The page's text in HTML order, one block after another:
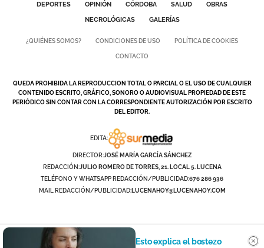
DEPORTES
OPINIÓN CÓRDOBA SALUD
OBRAS
NECROLÓGICAS
GALERÍAS
¿QUIÉNES SOMOS? CONDICIONES DE USO POLÍTICA DE COOKIES
CONTACTO
QUEDA PROHIBIDA LA REPRODUCCION TOTAL O PARCIAL O EL USO DE CUALQUIER
CONTENIDO ESCRITO, GRÁFICO, SONORO O AUDIOVISUAL PROPIEDAD DE ESTE
PERIÓDICO SIN CONTAR CON LA CORRESPONDIENTE AUTORIZACIÓN POR ESCRITO
DEL EDITOR.
EDITA:
DIRECTOR:JOSÉ MARÍA GARCÍA SÁNCHEZ
REDACCIÓN:JULIO ROMERO DE TORRES, 21. LOCAL 5. LUCENA
TELÉFONO Y WHATSAPP REDACCIÓN/PUBLICIDAD:676 286 936
MAIL REDACCIÓN/PUBLICIDAD:LUCENAHOY@LUCENAHOY.COM
Esto explica el bostezo